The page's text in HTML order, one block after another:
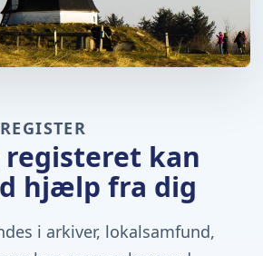
kan
hjælp fra dig
i arkiver, lokalsamfund,